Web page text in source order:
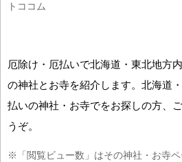
トココム
厄除け・厄払いで北海道・東北地方
の神社とお寺を紹介します。北海道
払いの神社・お寺でをお探しの方、
うぞ。
※「閲覧ビュー数」はその神社・お寺